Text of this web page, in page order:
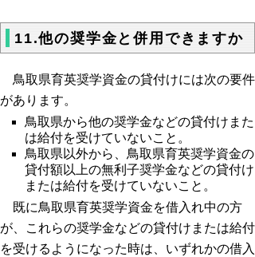
11.他の奨学金と併用できますか
鳥取県育英奨学資金の貸付けには次の要件
があります。
鳥取県から他の奨学金などの貸付けまた
は給付を受けていないこと。
鳥取県以外から、鳥取県育英奨学資金の
貸付額以上の無利子奨学金などの貸付け
または給付を受けていないこと。
既に鳥取県育英奨学資金を借入れ中の方
が、これらの奨学金などの貸付けまたは給付
を受けるようになった時は、いずれかの借入